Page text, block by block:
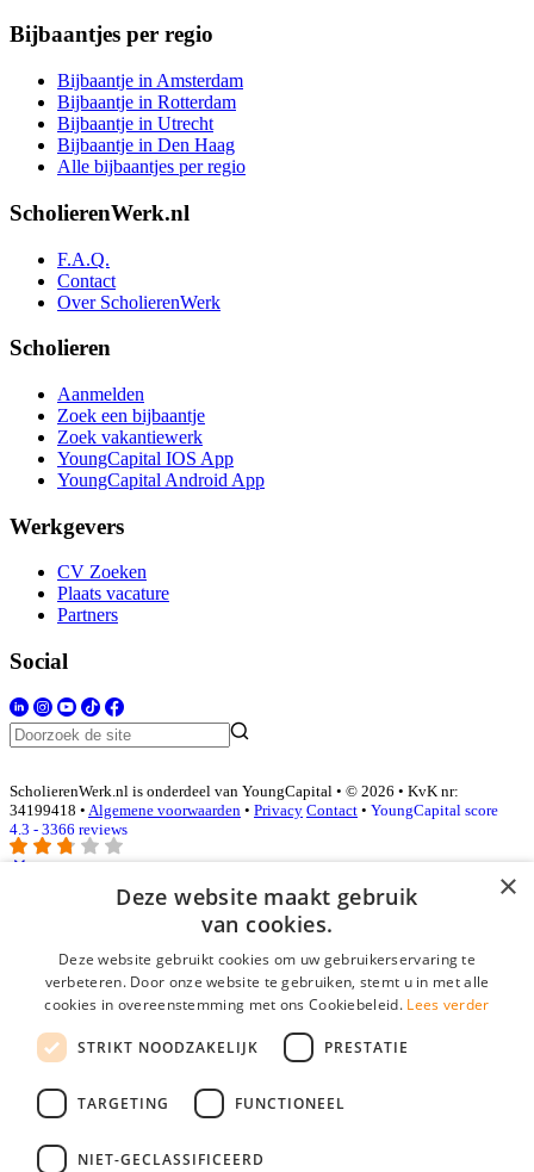
Bijbaantjes per regio
Bijbaantje in Amsterdam
Bijbaantje in Rotterdam
Bijbaantje in Utrecht
Bijbaantje in Den Haag
Alle bijbaantjes per regio
ScholierenWerk.nl
F.A.Q.
Contact
Over ScholierenWerk
Scholieren
Aanmelden
Zoek een bijbaantje
Zoek vakantiewerk
YoungCapital IOS App
YoungCapital Android App
Werkgevers
CV Zoeken
Plaats vacature
Partners
Social
ScholierenWerk.nl is onderdeel van YoungCapital • © 2026 • KvK nr:
34199418 • Algemene voorwaarden • Privacy Contact • YoungCapital score
4.3 - 3366 reviews
E-mail*
Wachtwoord
login gegevens onthouden
login
Bedrijf aanmelden
×
Deze website maakt gebruik
van cookies.
Deze website gebruikt cookies om uw gebruikerservaring te
verbeteren. Door onze website te gebruiken, stemt u in met alle
cookies in overeenstemming met ons Cookiebeleid. Lees verder
STRIKT NOODZAKELIJK PRESTATIE
TARGETING FUNCTIONEEL
NIET-GECLASSIFICEERD